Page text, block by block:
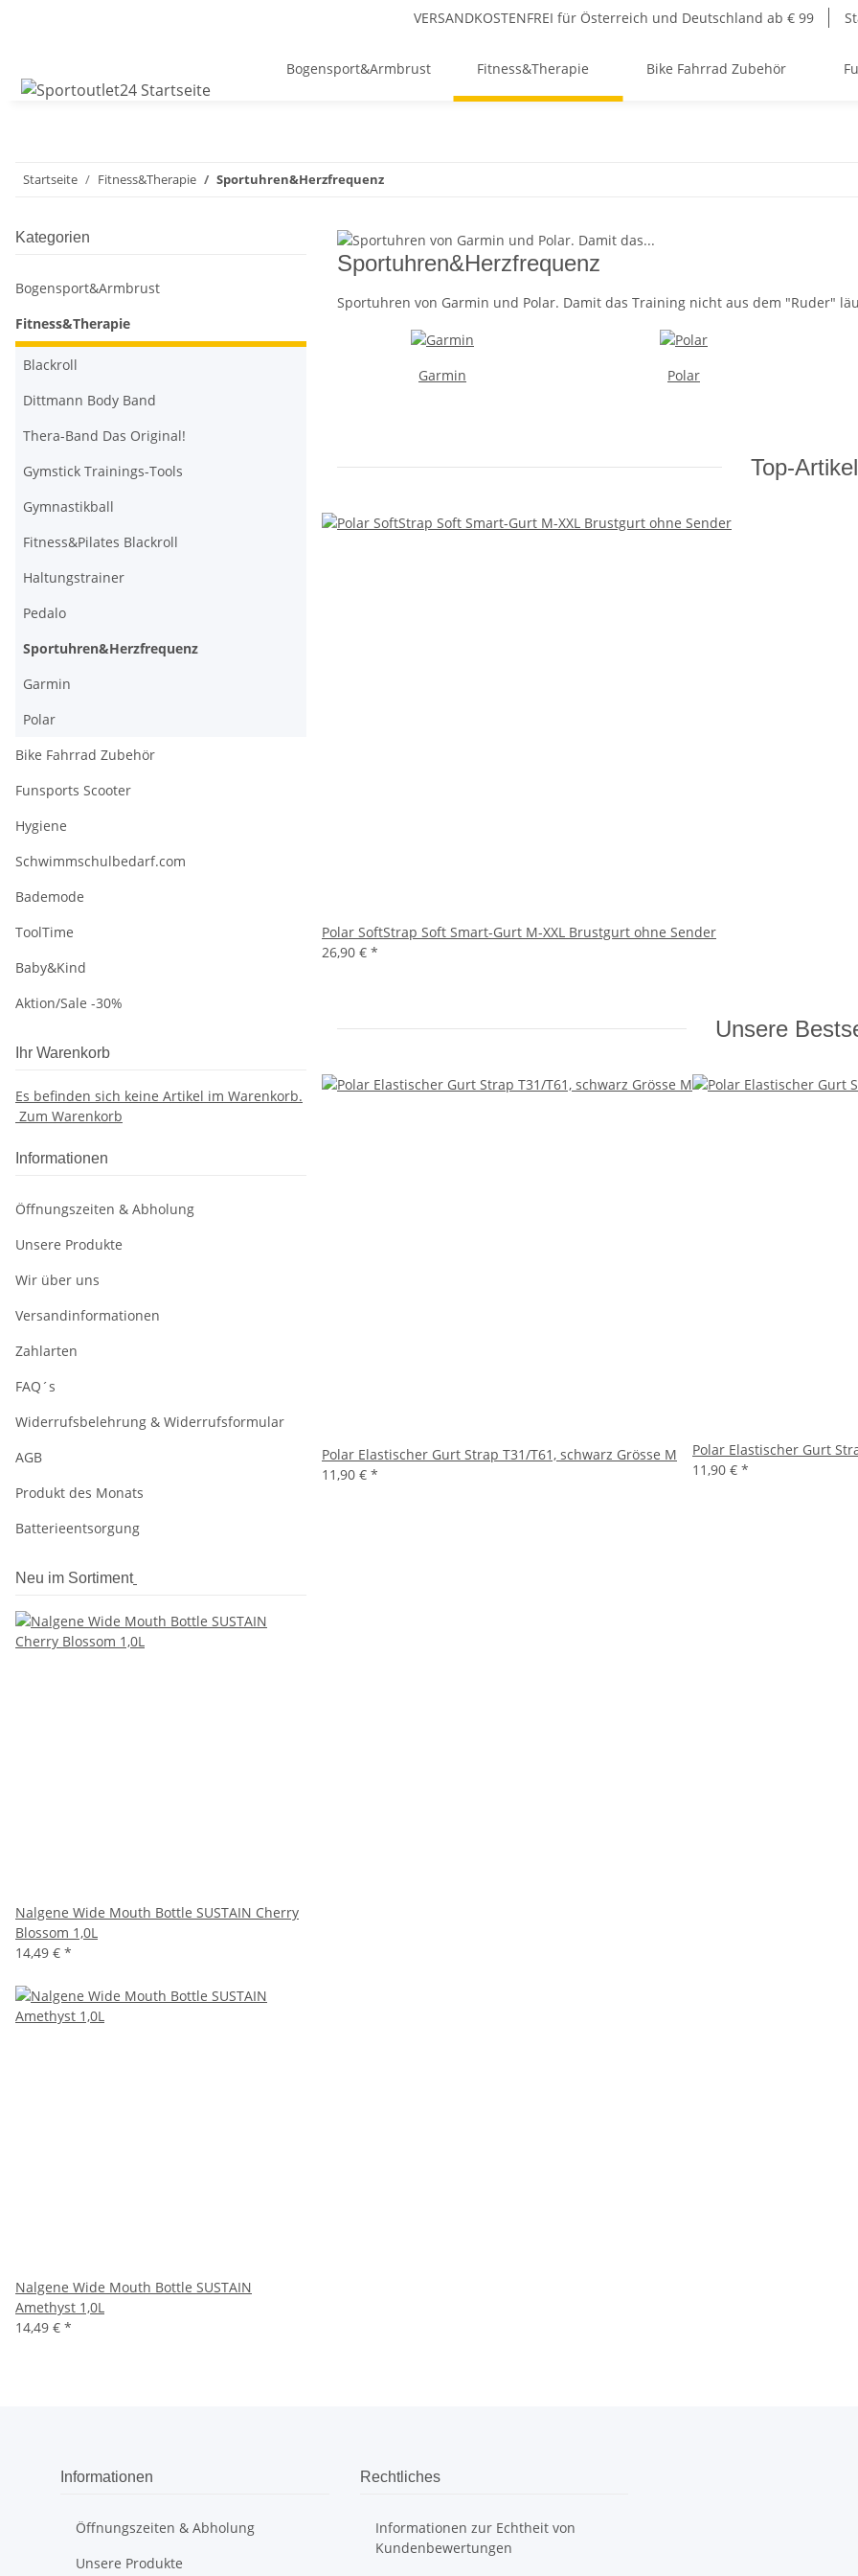
VERSANDKOSTENFREI für Österreich und Deutschland ab € 99
Bogensport&Armbrust Fitness&Therapie Bike Fahrrad Zubehör
Startseite Fitness&Therapie Sportuhren&Herzfrequenz
Sportuhren&Herzfrequenz
Sportuhren von Garmin und Polar. Damit das Training nicht aus dem "Ruder"
Garmin Polar
Top-Artikel
Polar SoftStrap Soft Smart-Gurt M-XXL Brustgurt ohne Sender
26,90 € *
Unsere
Polar Elastischer Gurt Strap T31/T61, schwarz Grösse M
11,90 € *
Polar Elastischer Gurt
11,90 € *
Kategorien
Bogensport&Armbrust
Fitness&Therapie
Blackroll
Dittmann Body Band
Thera-Band Das Original!
Gymstick Trainings-Tools
Gymnastikball
Fitness&Pilates Blackroll
Haltungstrainer
Pedalo
Sportuhren&Herzfrequenz
Garmin
Polar
Bike Fahrrad Zubehör
Funsports Scooter
Hygiene
Schwimmschulbedarf.com
Bademode
ToolTime
Baby&Kind
Aktion/Sale -30%
Ihr Warenkorb
Es befinden sich keine Artikel im Warenkorb.
Zum Warenkorb
Informationen
Öffnungszeiten & Abholung
Unsere Produkte
Wir über uns
Versandinformationen
Zahlarten
FAQ´s
Widerrufsbelehrung & Widerrufsformular
AGB
Produkt des Monats
Batterieentsorgung
Neu im Sortiment
Nalgene Wide Mouth Bottle SUSTAIN Cherry
Blossom 1,0L
14,49 € *
Nalgene Wide Mouth Bottle SUSTAIN
Amethyst 1,0L
14,49 € *
Informationen
Öffnungszeiten & Abholung
Unsere Produkte
Rechtliches
Informationen zur Echtheit von
Kundenbewertungen